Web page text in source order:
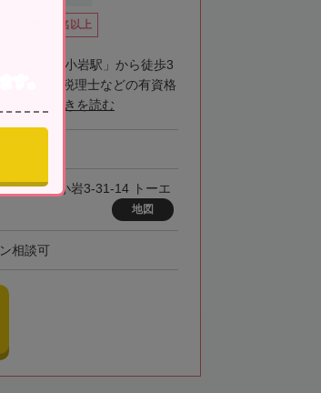
在籍数10名以上
社はJR「小岩駅」から徒歩3
相談でも税理士などの有資格
続きを読む
戸川区西小岩3-31-14 トーエ
地図
相談可